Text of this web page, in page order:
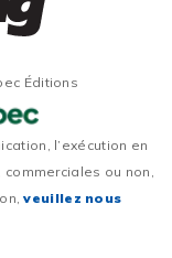
Éditions
l’exécution en
ou non,
veuillez nous